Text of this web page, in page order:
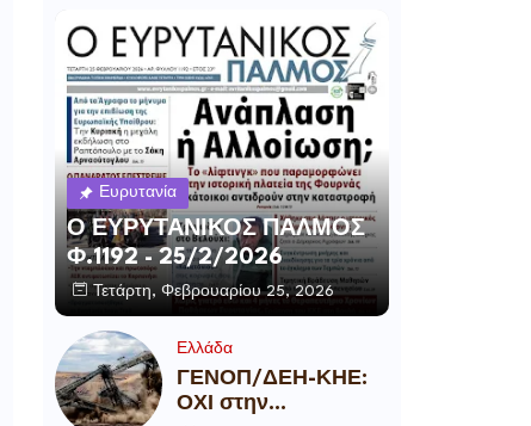
Ευρυτανία
Ο ΕΥΡΥΤΑΝΙΚΟΣ ΠΑΛΜΟΣ
Φ.1192 - 25/2/2026
Τετάρτη, Φεβρουαρίου 25, 2026
Ελλάδα
ΓΕΝΟΠ/ΔΕΗ-ΚΗΕ:
ΟΧΙ στην